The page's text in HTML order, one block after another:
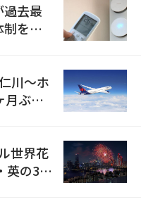
去最
を点
川〜ホ
ぶり
世界花
英の3カ